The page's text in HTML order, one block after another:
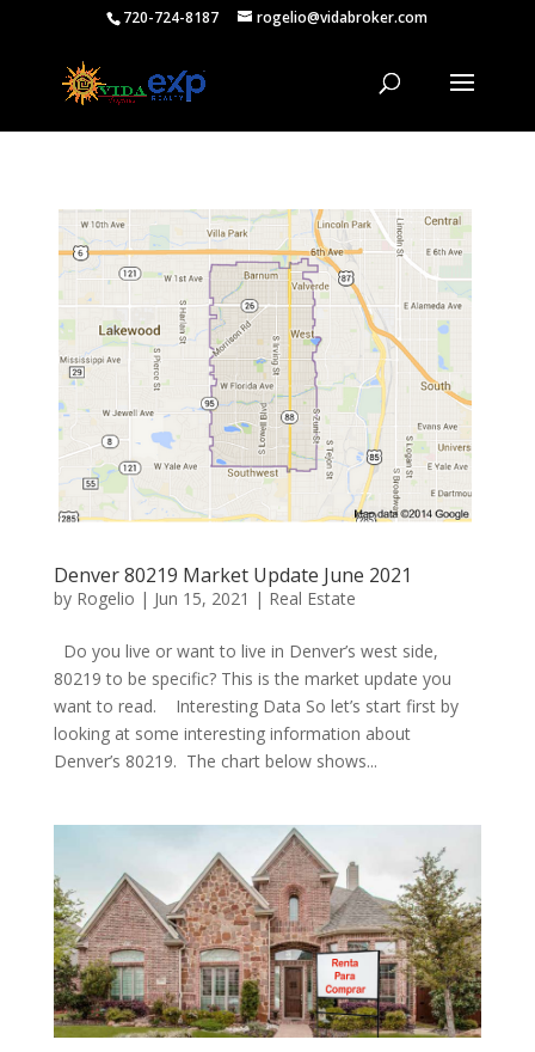
720-724-8187 rogelio@vidabroker.com
Denver 80219 Market Update June 2021
by Rogelio | Jun 15, 2021 | Real Estate
Do you live or want to live in Denver’s west side,
80219 to be specific? This is the market update you
want to read. Interesting Data So let’s start first by
looking at some interesting information about
Denver’s 80219. The chart below shows...